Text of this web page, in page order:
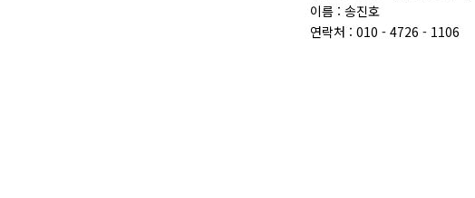
이름 : 송진호
연락처 : 010 - 4726 - 1106